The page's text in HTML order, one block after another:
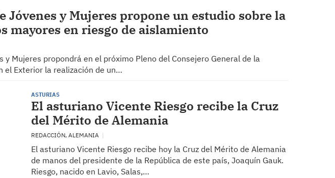
Jóvenes y Mujeres propone un estudio sobre la
mayores en riesgo de aislamiento
y Mujeres propondrá en el próximo Pleno del Consejero General de la
el Exterior la realización de un…
ASTURIAS
El asturiano Vicente Riesgo recibe la Cruz
del Mérito de Alemania
REDACCIÓN, ALEMANIA
El asturiano Vicente Riesgo recibe hoy la Cruz del Mérito de Alemania
de manos del presidente de la República de este país, Joaquín Gauk.
Riesgo, nacido en Lavio, Salas,…